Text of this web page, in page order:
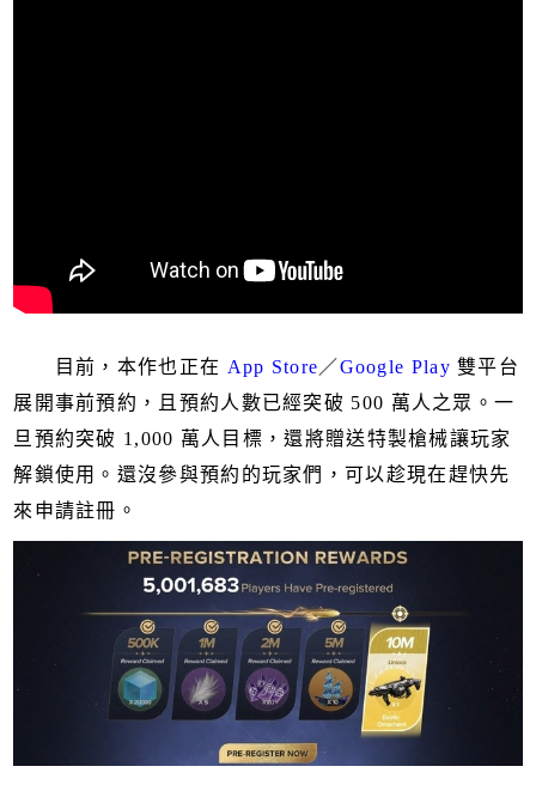
目前，本作也正在 App Store ／Google Play 雙平台
展開事前預約，且預約人數已經突破 500 萬人之眾。一
旦預約突破 1,000 萬人目標，還將贈送特製槍械讓玩家
解鎖使用。還沒參與預約的玩家們，可以趁現在趕快先
來申請註冊。